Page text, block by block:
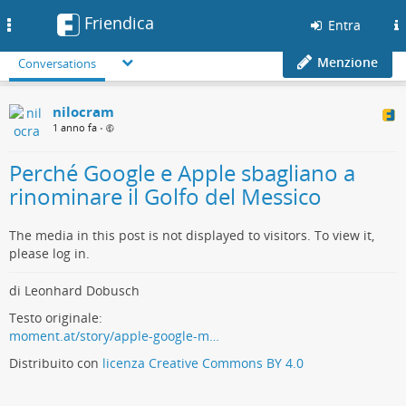
Friendica Entra
Conversations Menzione
nilocram
1 anno fa •
Perché Google e Apple sbagliano a
rinominare il Golfo del Messico
The media in this post is not displayed to visitors. To view it,
please log in.
di Leonhard Dobusch
Testo originale:
moment.at/story/apple-google-m…
Distribuito con licenza Creative Commons BY 4.0